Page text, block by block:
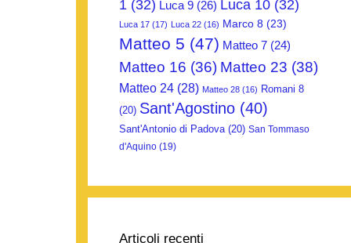
1 (32) Luca 9 (26) Luca 10 (32)
Luca 17 (17) Luca 22 (16) Marco 8 (23)
Matteo 5 (47) Matteo 7 (24)
Matteo 16 (36) Matteo 23 (38)
Matteo 24 (28) Matteo 28 (16) Romani 8
(20) Sant'Agostino (40)
Sant'Antonio di Padova (20) San Tommaso
d'Aquino (19)
Articoli recenti